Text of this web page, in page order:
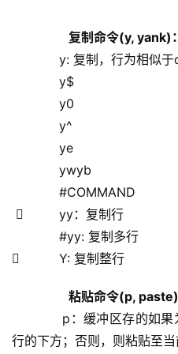
复制命令(y, yank)：
y: 复制，行为相似于
y$
y0
y^
ye
ywyb
#COMMAND
         yy：复制行
#yy: 复制多行
          Y: 复制整行
粘贴命令(p, paste)
p：缓冲区存的如果为
行的下方；否则，则粘贴至